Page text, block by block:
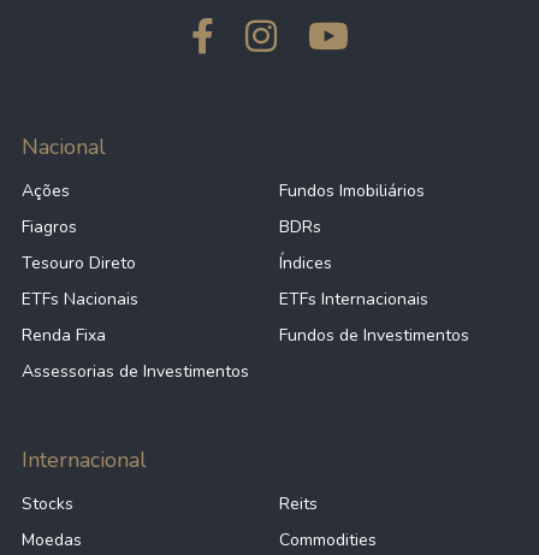
Nacional
Ações
Fundos Imobiliários
Fiagros
BDRs
Tesouro Direto
Índices
ETFs Nacionais
ETFs Internacionais
Renda Fixa
Fundos de Investimentos
Assessorias de Investimentos
Internacional
Stocks
Reits
Moedas
Commodities